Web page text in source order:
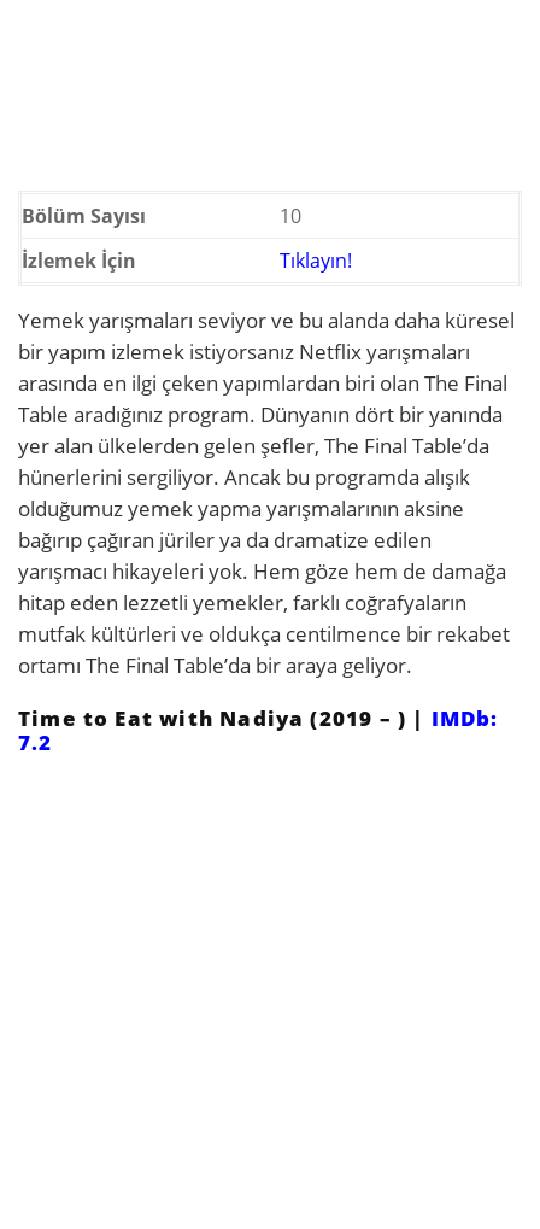
Bölüm Sayısı
10
İzlemek İçin
Tıklayın!
Yemek yarışmaları seviyor ve bu alanda daha küresel
bir yapım izlemek istiyorsanız Netflix yarışmaları
arasında en ilgi çeken yapımlardan biri olan The Final
Table aradığınız program. Dünyanın dört bir yanında
yer alan ülkelerden gelen şefler, The Final Table’da
hünerlerini sergiliyor. Ancak bu programda alışık
olduğumuz yemek yapma yarışmalarının aksine
bağırıp çağıran jüriler ya da dramatize edilen
yarışmacı hikayeleri yok. Hem göze hem de damağa
hitap eden lezzetli yemekler, farklı coğrafyaların
mutfak kültürleri ve oldukça centilmence bir rekabet
ortamı The Final Table’da bir araya geliyor.
Time to Eat with Nadiya (2019 – ) | IMDb:
7.2